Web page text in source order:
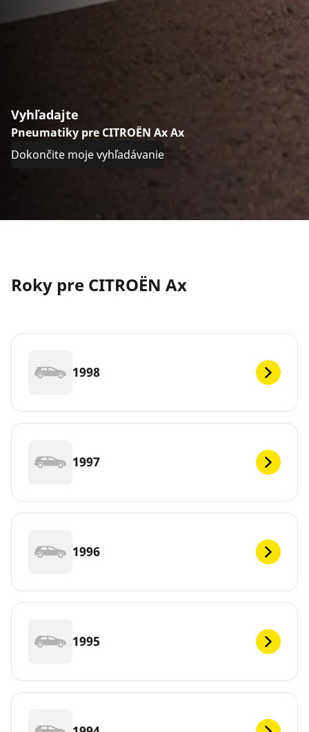
Vyhľadajte
Pneumatiky pre CITROËN Ax Ax
Dokončite moje vyhľadávanie
Roky pre CITROËN Ax
1998
1997
1996
1995